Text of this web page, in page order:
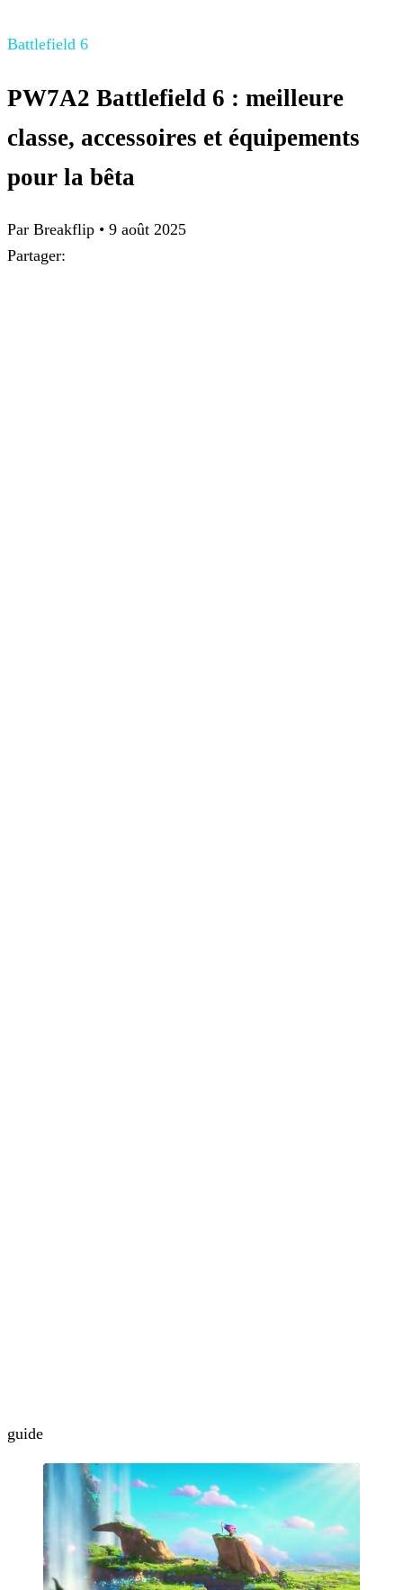
Battlefield 6
PW7A2 Battlefield 6 : meilleure
classe, accessoires et équipements
pour la bêta
Par Breakflip • 9 août 2025
Partager:
guide